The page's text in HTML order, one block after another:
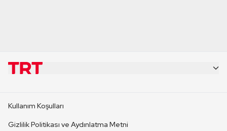
Kullanım Koşulları
Gizlilik Politikası ve Aydınlatma Metni